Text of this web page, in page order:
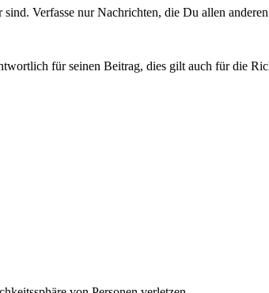
Verfasse nur Nachrichten, die Du allen
für seinen Beitrag, dies gilt auch für die